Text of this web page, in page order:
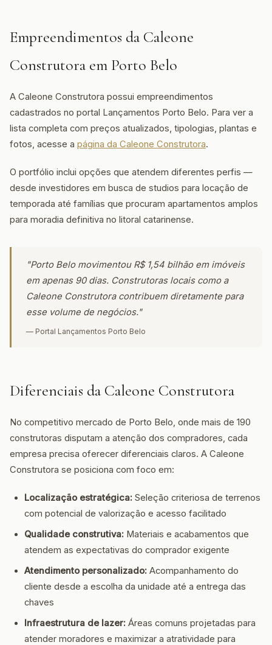
Empreendimentos da Caleone
Construtora em Porto Belo
A Caleone Construtora possui empreendimentos
cadastrados no portal Lançamentos Porto Belo. Para ver a
lista completa com preços atualizados, tipologias, plantas e
fotos, acesse a página da Caleone Construtora.
O portfólio inclui opções que atendem diferentes perfis —
desde investidores em busca de studios para locação de
temporada até famílias que procuram apartamentos amplos
para moradia definitiva no litoral catarinense.
"Porto Belo movimentou R$ 1,54 bilhão em imóveis
em apenas 90 dias. Construtoras locais como a
Caleone Construtora contribuem diretamente para
esse volume de negócios."
— Portal Lançamentos Porto Belo
Diferenciais da Caleone Construtora
No competitivo mercado de Porto Belo, onde mais de 190
construtoras disputam a atenção dos compradores, cada
empresa precisa oferecer diferenciais claros. A Caleone
Construtora se posiciona com foco em:
Localização estratégica: Seleção criteriosa de terrenos
com potencial de valorização e acesso facilitado
Qualidade construtiva: Materiais e acabamentos que
atendem as expectativas do comprador exigente
Atendimento personalizado: Acompanhamento do
cliente desde a escolha da unidade até a entrega das
chaves
Infraestrutura de lazer: Áreas comuns projetadas para
atender moradores e maximizar a atratividade para